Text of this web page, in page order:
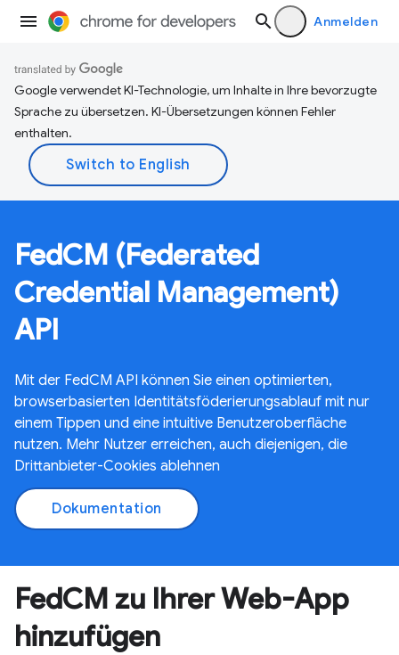
Anmelden
Google verwendet KI-Technologie, um Inhalte in Ihre bevorzugte
Sprache zu übersetzen. KI-Übersetzungen können Fehler
enthalten.
FedCM (Federated
Credential Management)
API
Mit der FedCM API können Sie einen optimierten,
browserbasierten Identitätsföderierungsablauf mit nur
einem Tippen und eine intuitive Benutzeroberfläche
nutzen. Mehr Nutzer erreichen, auch diejenigen, die
Drittanbieter-Cookies ablehnen
Dokumentation
FedCM zu Ihrer Web-App
hinzufügen